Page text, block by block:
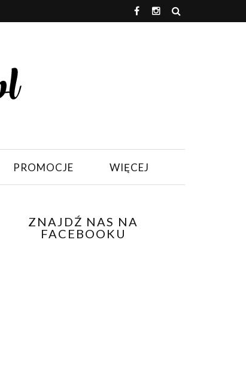
PROMOCJE WIĘCEJ
ZNAJDŹ NAS NA
FACEBOOKU